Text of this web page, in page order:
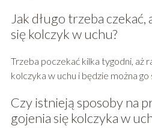
Jak długo trzeba czekać,
się kolczyk w uchu?
Trzeba poczekać kilka tygodni, aż
kolczyka w uchu i będzie można
Czy istnieją sposoby na
gojenia się kolczyka w